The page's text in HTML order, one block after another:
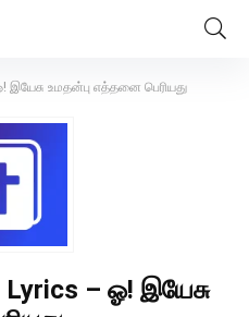
இயேசு உமதன்பு எத்தனை பெரியது
Lyrics – ஓ! இயேசு